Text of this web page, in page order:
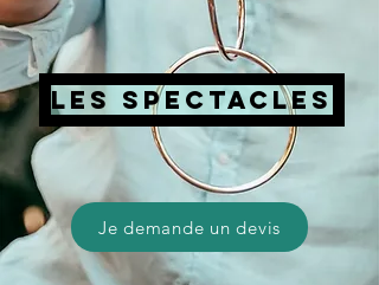
LES SPECTACLES
Je demande un devis